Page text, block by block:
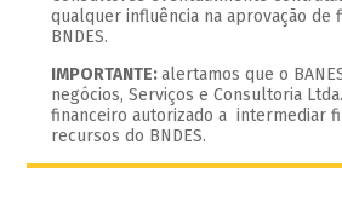
qualquer influência na aprovação de
BNDES.
IMPORTANTE:alertamos que o
negócios, Serviços e Consultoria Ltda.
financeiro autorizado a intermediar
recursos do BNDES.